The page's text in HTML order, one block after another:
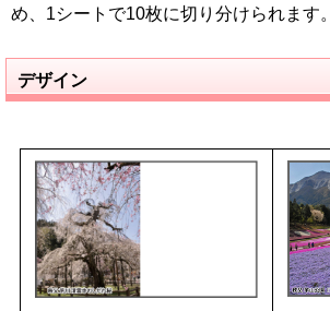
め、1シートで10枚に切り分けられます。
デザイン